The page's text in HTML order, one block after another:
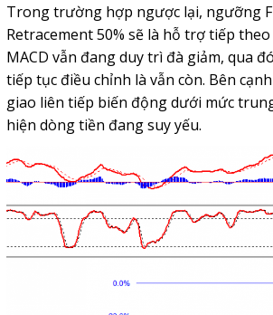
Trong trường hợp ngược lại, ngưỡng
Retracement 50% sẽ là hỗ trợ tiếp theo
MACD vẫn đang duy trì đà giảm, qua
tiếp tục điều chỉnh là vẫn còn. Bên
giao liên tiếp biến động dưới mức
hiện dòng tiền đang suy yếu.